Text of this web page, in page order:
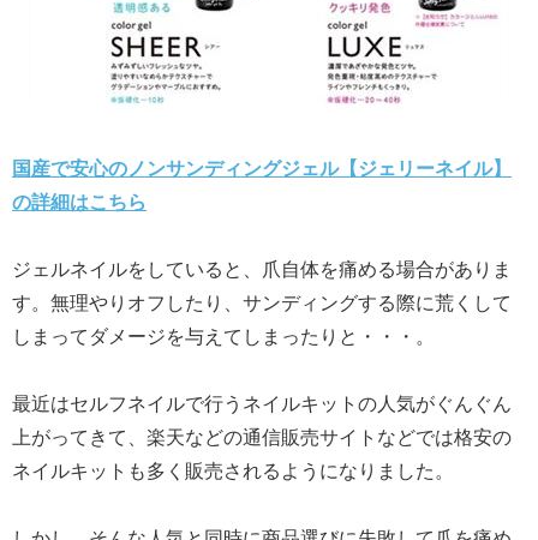
国産で安心のノンサンディングジェル【ジェリーネイル】
の詳細はこちら
ジェルネイルをしていると、爪自体を痛める場合がありま
す。無理やりオフしたり、サンディングする際に荒くして
しまってダメージを与えてしまったりと・・・。
最近はセルフネイルで行うネイルキットの人気がぐんぐん
上がってきて、楽天などの通信販売サイトなどでは格安の
ネイルキットも多く販売されるようになりました。